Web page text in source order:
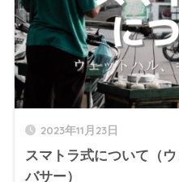
2023年11月23日
スマトラ式について（
バサー）